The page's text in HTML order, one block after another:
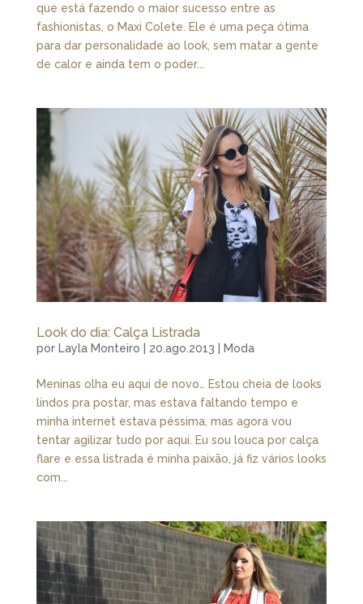
que está fazendo o maior sucesso entre as
fashionistas, o Maxi Colete. Ele é uma peça ótima
para dar personalidade ao look, sem matar a gente
de calor e ainda tem o poder...
Look do dia: Calça Listrada
por Layla Monteiro 20.ago.2013 Moda
Meninas olha eu aqui de novo… Estou cheia de looks
lindos pra postar, mas estava faltando tempo e
minha internet estava péssima, mas agora vou
tentar agilizar tudo por aqui. Eu sou louca por calça
flare e essa listrada é minha paixão, já fiz vários looks
com...